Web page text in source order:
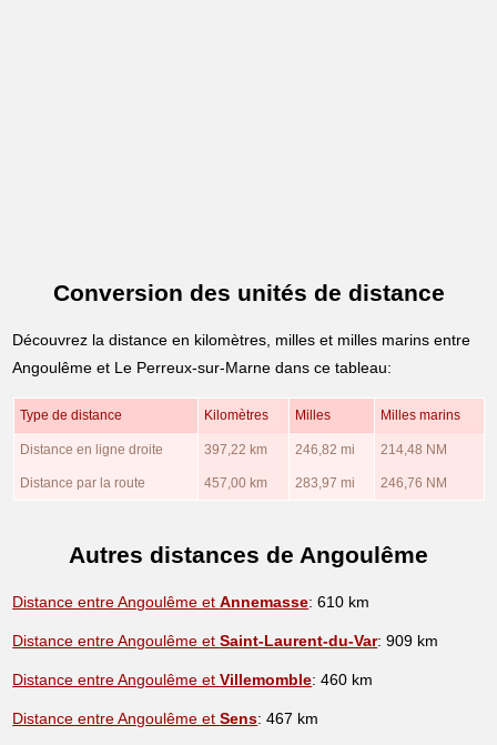
Conversion des unités de distance
Découvrez la distance en kilomètres, milles et milles marins entre
Angoulême et Le Perreux-sur-Marne dans ce tableau:
Type de distance Kilomètres Milles Milles marins
Distance en ligne droite 397,22 km 246,82 mi 214,48 NM
Distance par la route 457,00 km 283,97 mi 246,76 NM
Autres distances de Angoulême
Distance entre Angoulême etAnnemasse: 610 km
Distance entre Angoulême etSaint-Laurent-du-Var: 909 km
Distance entre Angoulême etVillemomble: 460 km
Distance entre Angoulême etSens: 467 km